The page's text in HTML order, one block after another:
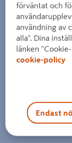
OBH 390 21X43MM
69 kr/ M
förväntat och
användning av
alla". Dina
länken
cookie-policy
Endast